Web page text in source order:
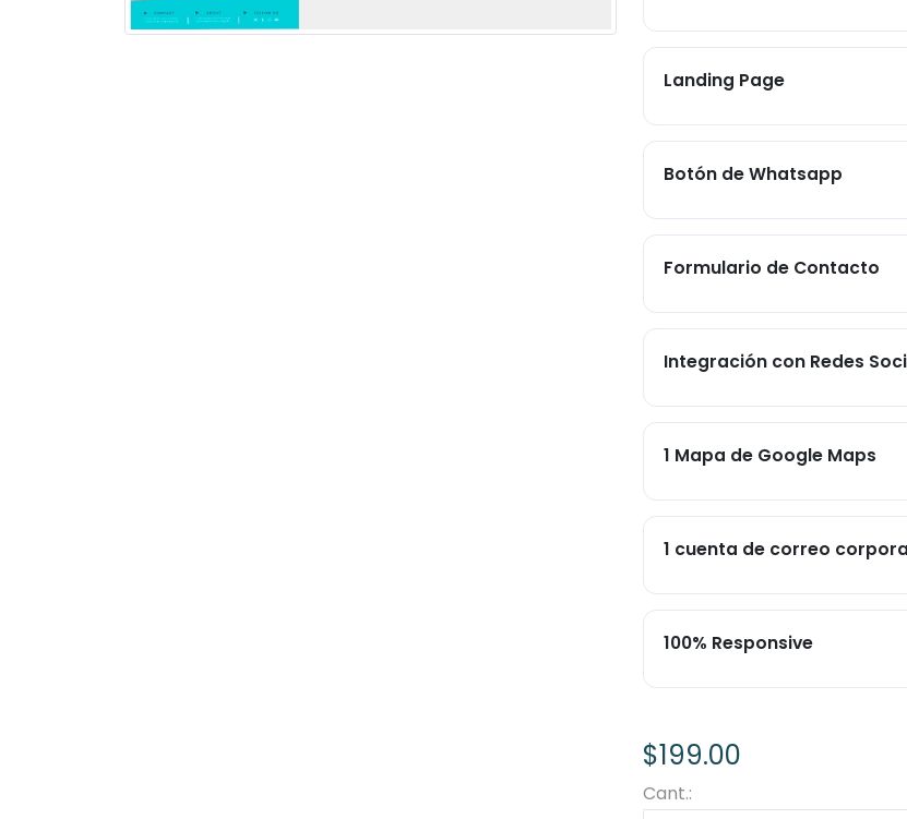
Landing Page
Botón de Whatsapp
Formulario de Contacto
Integración con Redes
1 Mapa de Google Maps
1 cuenta de correo
100% Responsive
$199.00
Cant.: